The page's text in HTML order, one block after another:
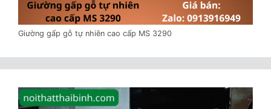
Giường gấp gỗ tự nhiên cao cấp MS 3290